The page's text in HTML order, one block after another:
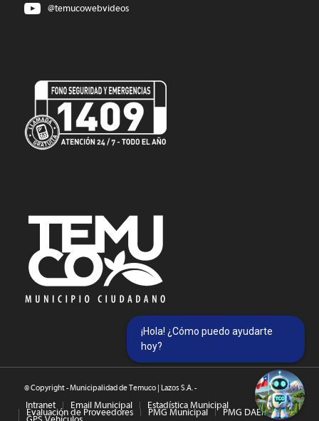
@temucowebvideos
© Copyright - Municipalidad de Temuco | Lazos S.A. -
Intranet Email Municipal Estadística Municipal
Evaluación de Proveedores PMG Municipal PMG DAEM
¡Hola! ¿Cómo puedo ayudarte
hoy?